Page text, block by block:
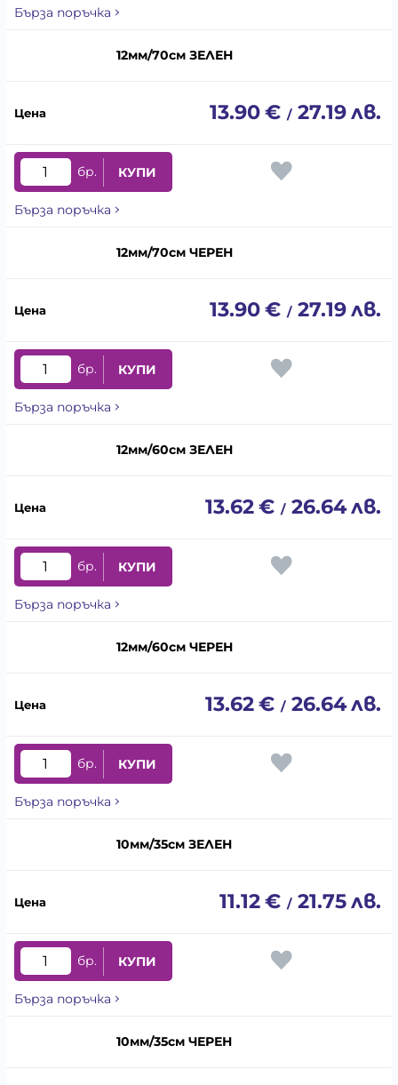
Бърза поръчка
12мм/70см ЗЕЛЕН
13.90€ / 27.19лв.
бр. КУПИ
Бърза поръчка
12мм/70см ЧЕРЕН
13.90€ / 27.19лв.
бр. КУПИ
Бърза поръчка
12мм/60см ЗЕЛЕН
13.62€ / 26.64лв.
бр. КУПИ
Бърза поръчка
12мм/60см ЧЕРЕН
13.62€ / 26.64лв.
бр. КУПИ
Бърза поръчка
10мм/35см ЗЕЛЕН
11.12€ / 21.75лв.
бр. КУПИ
Бърза поръчка
10мм/35см ЧЕРЕН